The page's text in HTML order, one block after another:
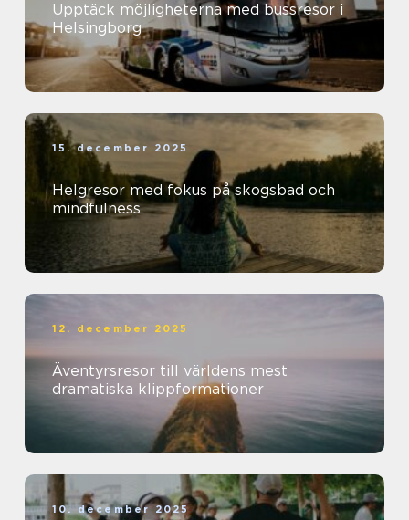
Upptäck möjligheterna med bussresor i
Helsingborg
15. december 2025
Helgresor med fokus på skogsbad och
mindfulness
12. december 2025
Äventyrsresor till världens mest
dramatiska klippformationer
10. december 2025